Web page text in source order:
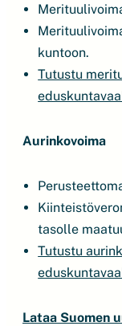
kuntoon.
Tutustu
Aurinkovoima
tasolle
Tutustu
Lataa Suomen